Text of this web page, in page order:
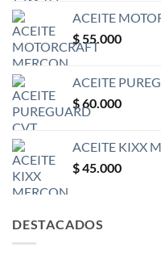
ACEITE
$ 55.000
ACEITE
$60.000
ACEITE KIXX
$45.000
DESTACADOS